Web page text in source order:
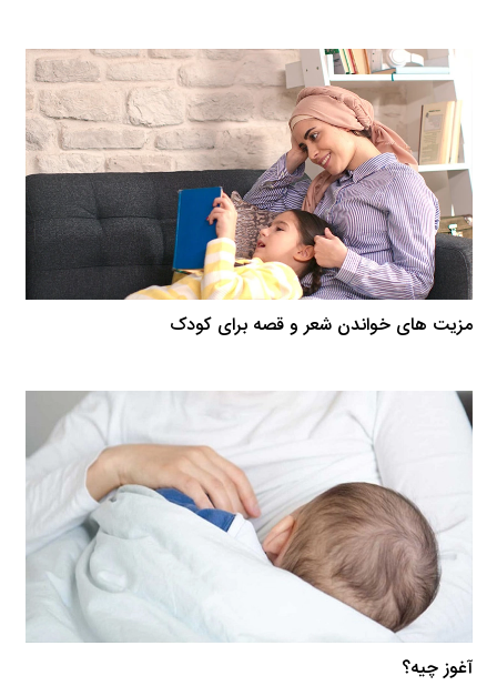
مزیت ‏های خواندن شعر و قصه برای کودک
آغوز چیه؟